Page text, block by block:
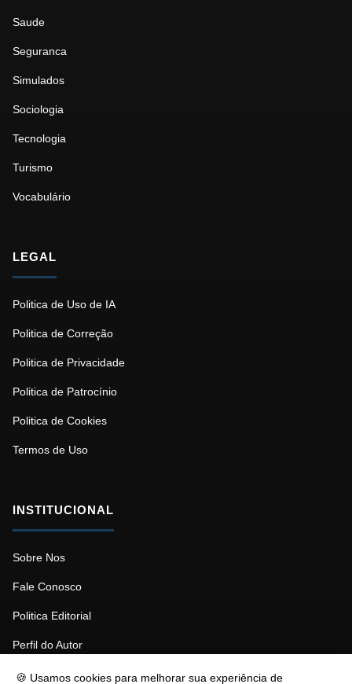
🍪 Usamos cookies para melhorar sua experiência de
Saude
Seguranca
Simulados
Sociologia
Tecnologia
Turismo
Vocabulário
LEGAL
Politica de Uso de IA
Politica de Correção
Politica de Privacidade
Politica de Patrocínio
Politica de Cookies
Termos de Uso
INSTITUCIONAL
Sobre Nos
Fale Conosco
Politica Editorial
Perfil do Autor